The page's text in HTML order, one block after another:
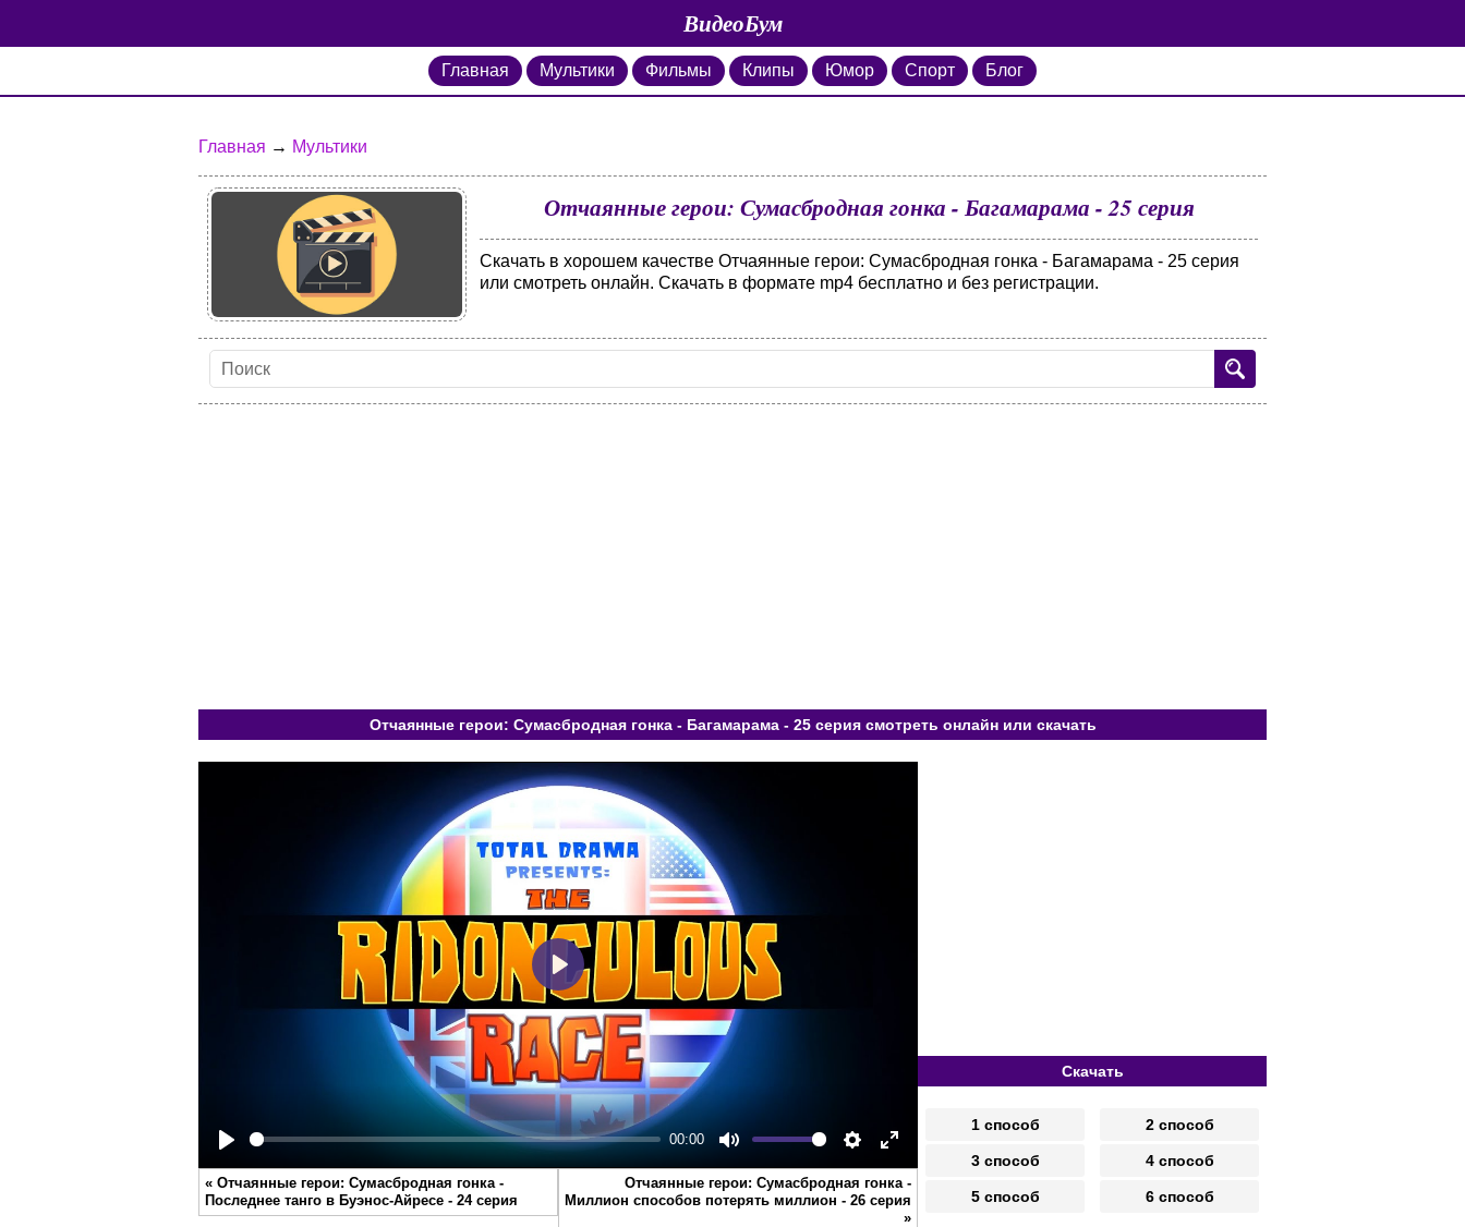
ВидеоБум
Главная Мультики Фильмы Клипы Юмор Спорт Блог
Главная → Мультики
Отчаянные герои: Сумасбродная гонка - Багамарама - 25 серия
Скачать в хорошем качестве Отчаянные герои: Сумасбродная гонка - Багамарама - 25 серия
или смотреть онлайн. Скачать в формате mp4 бесплатно и без регистрации.
Отчаянные герои: Сумасбродная гонка - Багамарама - 25 серия смотреть онлайн или скачать
Play
00:00
Mute Settings
Enter
fullscreen
Play
« Отчаянные герои: Сумасбродная гонка -
Последнее танго в Буэнос-Айресе - 24 серия
Отчаянные герои: Сумасбродная гонка -
Миллион способов потерять миллион - 26 серия
»
Скачать
1 способ 2 способ
3 способ 4 способ
5 способ 6 способ